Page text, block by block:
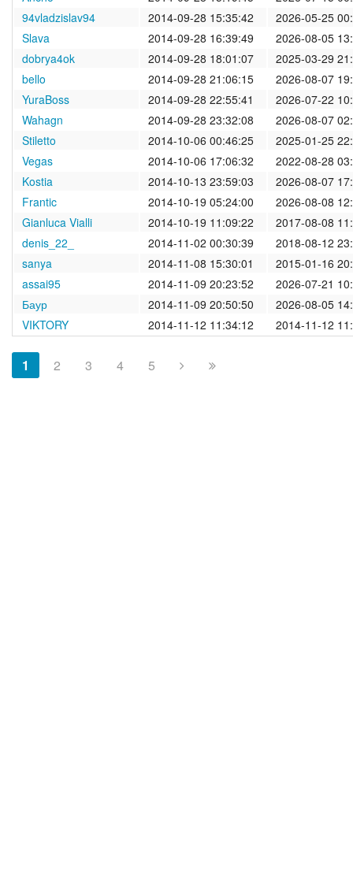
2014/2015
2013/2014
2012/2013
архив новостей
94vladzislav94
2014-09-28 15:35:42
2026-05-25
Slava
2014-09-28 16:39:49
2026-08-05
dobrya4ok
2014-09-28 18:01:07
2025-03-29
bello
2014-09-28 21:06:15
2026-08-07
YuraBoss
2014-09-28 22:55:41
2026-07-22
Wahagn
2014-09-28 23:32:08
2026-08-07
Stiletto
2014-10-06 00:46:25
2025-01-25
Vegas
2014-10-06 17:06:32
2022-08-28
Kostia
2014-10-13 23:59:03
2026-08-07
Frantic
2014-10-19 05:24:00
2026-08-08
Gianluca Vialli
2014-10-19 11:09:22
2017-08-08
denis_22_
2014-11-02 00:30:39
2018-08-12
sanya
2014-11-08 15:30:01
2015-01-16
assai95
2014-11-09 20:23:52
2026-07-21
Баур
2014-11-09 20:50:50
2026-08-05
VIKTORY
2014-11-12 11:34:12 2014-11-12
1 2 3 4 5